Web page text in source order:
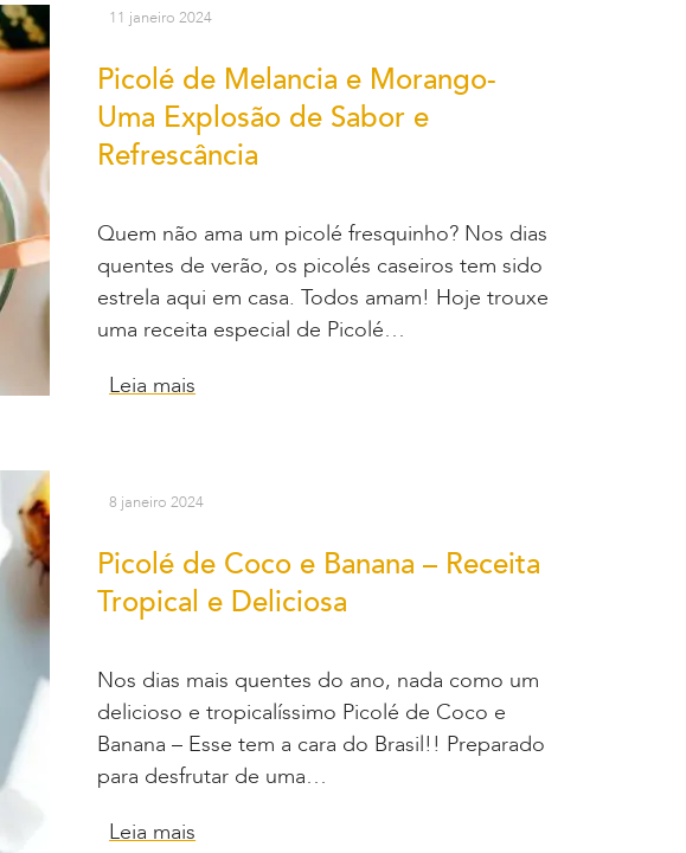
11 janeiro 2024
Picolé de Melancia e Morango-
Uma Explosão de Sabor e
Refrescância
Quem não ama um picolé fresquinho? Nos dias
quentes de verão, os picolés caseiros tem sido
estrela aqui em casa. Todos amam! Hoje trouxe
uma receita especial de Picolé…
Leia mais
8 janeiro 2024
Picolé de Coco e Banana – Receita
Tropical e Deliciosa
Nos dias mais quentes do ano, nada como um
delicioso e tropicalíssimo Picolé de Coco e
Banana – Esse tem a cara do Brasil!! Preparado
para desfrutar de uma…
Leia mais